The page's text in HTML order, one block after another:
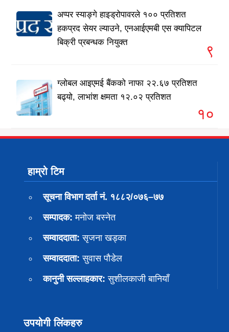
अप्पर स्याङ्गे हाइड्रोपावरले १०० प्रतिशत
हकप्रद सेयर ल्याउने, एनआईएमबी एस क्यापिटल
बिक्री प्रबन्धक नियुक्त
९
ग्लोबल आइएमई बैंकको नाफा २२.६७ प्रतिशत
बढ्यो, लाभांश क्षमता १२.०२ प्रतिशत
१०
हाम्रो टिम
सूचना विभाग दर्ता नं. १८८२/०७६–७७
सम्पादक: मनोज बस्नेत
सम्वाददाता: सृजना खड्का
सम्वाददाता: सुवास पाैडेल
कानुनी सल्लाहकार: सुशीलकाजी बानियाँ
उपयोगी लिंकहरु